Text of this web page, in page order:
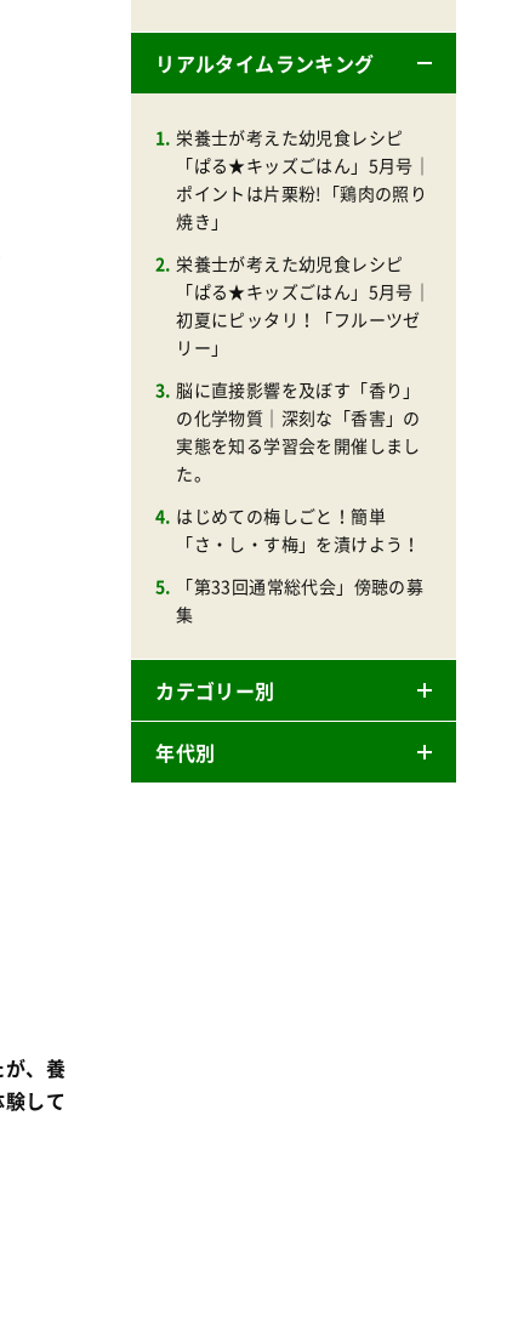
、養
して
リアルタイムランキング
栄養士が考えた幼児食レシピ
「ぱる★キッズごはん」5月号｜
ポイントは片栗粉!「鶏肉の照り
焼き」
栄養士が考えた幼児食レシピ
「ぱる★キッズごはん」5月号｜
初夏にピッタリ！「フルーツゼ
リー」
脳に直接影響を及ぼす「香り」
の化学物質｜深刻な「香害」の
実態を知る学習会を開催しまし
た。
はじめての梅しごと！簡単
「さ・し・す梅」を漬けよう！
「第33回通常総代会」傍聴の募
集
カテゴリー別
ニュースリリース
年代別